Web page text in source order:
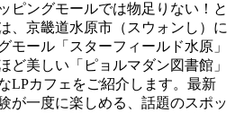
ピングモールでは物足りない！と
、京畿道水原市（スウォンし）に
モール「スターフィールド水原」
ど美しい「ピョルマダン図書館」
LPカフェをご紹介します。最新
が一度に楽しめる、話題のスポッ